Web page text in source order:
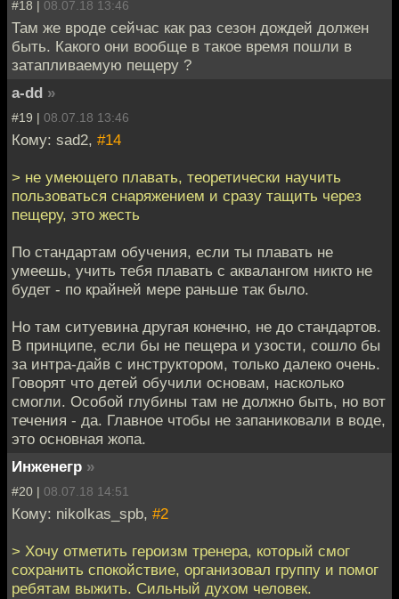
#18 | 08.07.18 13:46
Там же вроде сейчас как раз сезон дождей должен
быть. Какого они вообще в такое время пошли в
затапливаемую пещеру ?
a-dd »
#19 | 08.07.18 13:46
Кому: sad2, #14
> не умеющего плавать, теоретически научить
пользоваться снаряжением и сразу тащить через
пещеру, это жесть
По стандартам обучения, если ты плавать не
умеешь, учить тебя плавать с аквалангом никто не
будет - по крайней мере раньше так было.
Но там ситуевина другая конечно, не до стандартов.
В принципе, если бы не пещера и узости, сошло бы
за интра-дайв с инструктором, только далеко очень.
Говорят что детей обучили основам, насколько
смогли. Особой глубины там не должно быть, но вот
течения - да. Главное чтобы не запаниковали в воде,
это основная жопа.
Инженегр »
#20 | 08.07.18 14:51
Кому: nikolkas_spb, #2
> Хочу отметить героизм тренера, который смог
сохранить спокойствие, организовал группу и помог
ребятам выжить. Сильный духом человек.